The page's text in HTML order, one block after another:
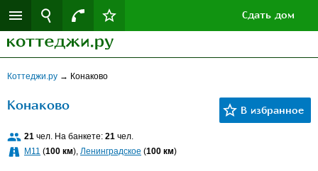
Сдать дом
Коттеджи.ру → Конаково
Конаково
21 чел. На банкете: 21 чел.
M11 (100 км), Ленинградское (100 км)